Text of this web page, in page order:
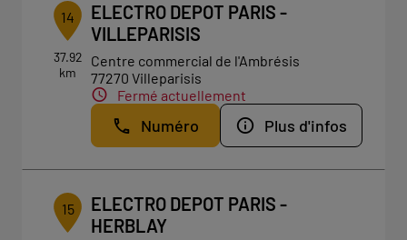
14
37.92
km
ELECTRO DEPOT PARIS -
VILLEPARISIS
Centre commercial de l'Ambrésis
77270 Villeparisis
Fermé actuellement
Numéro Plus d'infos
15
ELECTRO DEPOT PARIS -
HERBLAY